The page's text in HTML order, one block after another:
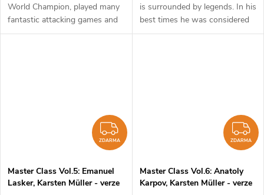
World Champion, played many
fantastic attacking games and
to this day enjoys the
is surrounded by legends. In his
best times he was considered
to be unbeatable and by many
ZDARMA
ZDARMA
Master Class Vol.5: Emanuel
Lasker, Karsten Müller - verze
ZDARMA
Master Class Vol.6: Anatoly
Karpov, Karsten Müller - verze